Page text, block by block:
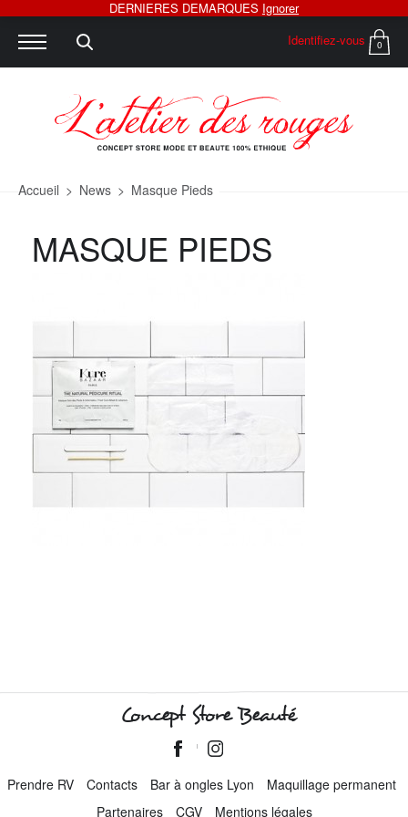
Identifiez-vous 0
Accueil > News > Masque Pieds
MASQUE PIEDS
Concept Store Beauté
Prendre RV Contacts Bar à ongles Lyon
Maquillage permanent
Partenaires
CGV Mentions légales
DERNIERES DEMARQUES Ignorer